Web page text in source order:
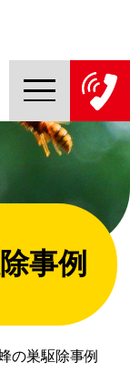
て
れ
事例
の巣駆除事例